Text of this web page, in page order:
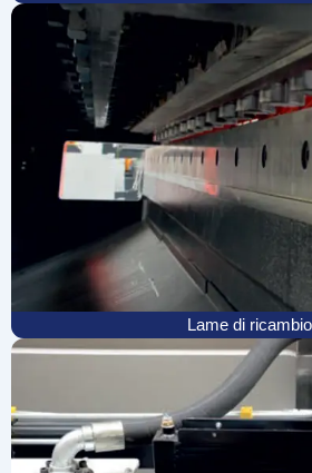
Lame di ricambio